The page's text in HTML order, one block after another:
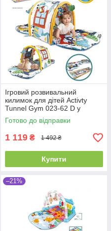
Ігровий розвивальний
килимок для дітей Activty
Tunnel Gym 023-62 D у
коробці
Готово до відправки
1 119 ₴ 1 492 ₴
Купити
–21%